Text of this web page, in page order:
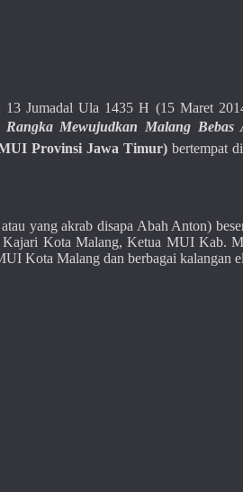
Jumadal Ula 1435 H (15 Maret
Rangka Mewujudkan Malang Bebas
Provinsi Jawa Timur)bertempat
yang akrab disapa Abah Anton)
Kajari Kota Malang, Ketua MUI Kab.
Kota Malang dan berbagai kalangan